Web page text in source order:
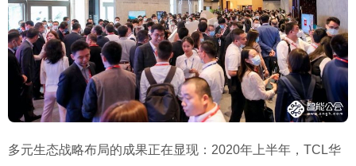
多元生态战略布局的成果正在显现： 2020年上半年， TCL华